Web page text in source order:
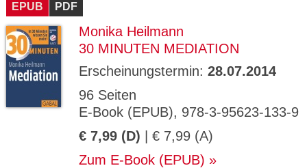
EPUB PDF
Monika Heilmann
30 MINUTEN MEDIATION
Erscheinungstermin: 28.07.2014
96 Seiten
E-Book (EPUB), 978-3-95623-133-9
€ 7,99 (D) | € 7,99 (A)
Zum E-Book (EPUB)